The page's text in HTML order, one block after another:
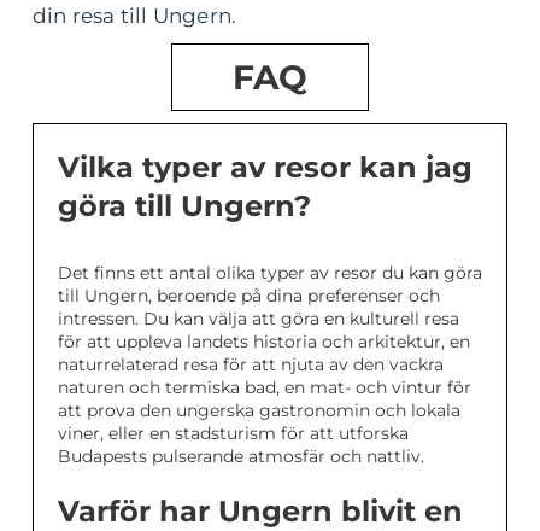
din resa till Ungern.
FAQ
Vilka typer av resor kan jag
göra till Ungern?
Det finns ett antal olika typer av resor du kan göra
till Ungern, beroende på dina preferenser och
intressen. Du kan välja att göra en kulturell resa
för att uppleva landets historia och arkitektur, en
naturrelaterad resa för att njuta av den vackra
naturen och termiska bad, en mat- och vintur för
att prova den ungerska gastronomin och lokala
viner, eller en stadsturism för att utforska
Budapests pulserande atmosfär och nattliv.
Varför har Ungern blivit en